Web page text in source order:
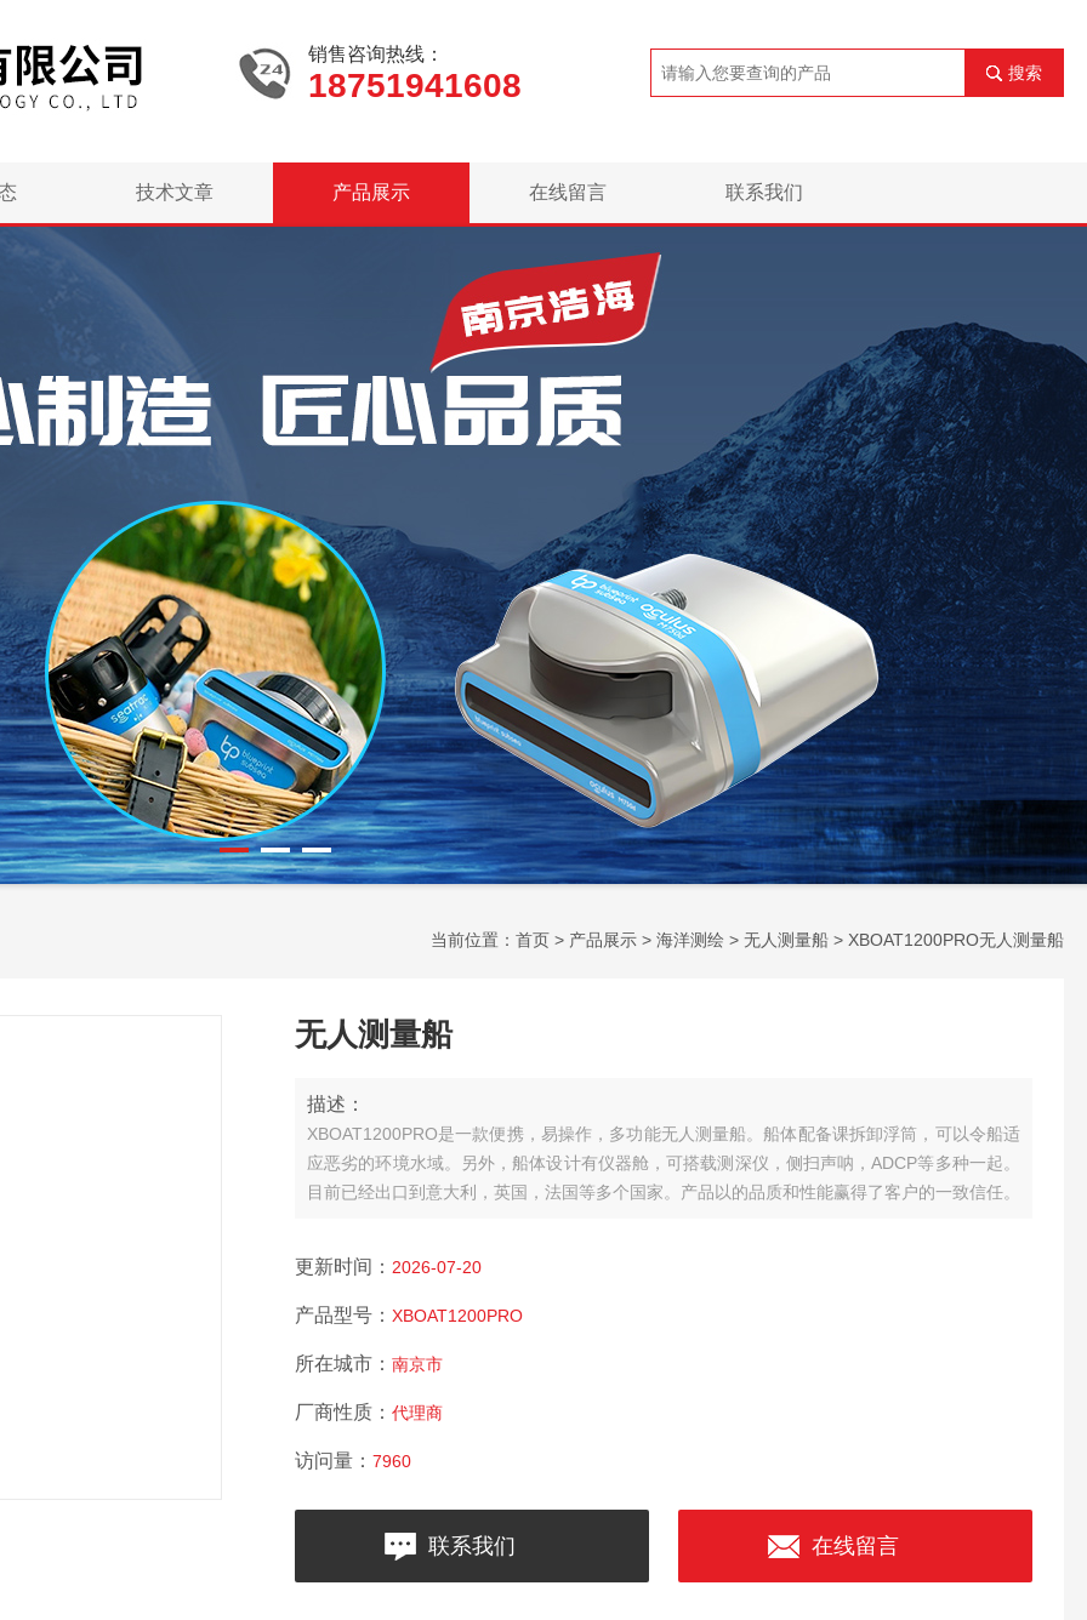
销售咨询热线：
18751941608 搜索
技术文章 产品展示 在线留言 联系我们
当前位置： 首页 > 产品展示 > 海洋测绘 > 无人测量船 > XBOAT1200PRO无人测量船
无人测量船
描述：
XBOAT1200PRO是一款便携，易操作，多功能无人测量船。船体配备课拆卸浮筒，可以令船适
应恶劣的环境水域。另外，船体设计有仪器舱，可搭载测深仪，侧扫声呐，ADCP等多种一起。
目前已经出口到意大利，英国，法国等多个国家。产品以的品质和性能赢得了客户的一致信任。
更新时间： 2026-07-20
产品型号： XBOAT1200PRO
所在城市： 南京市
厂商性质： 代理商
访问量： 7960
联系我们 在线留言